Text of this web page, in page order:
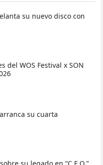
su nuevo disco con
del WOS Festival x SON
su cuarta